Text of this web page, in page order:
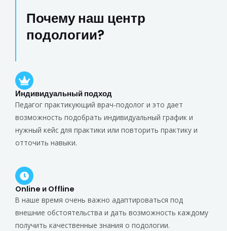
Почему наш центр
подологии?
Индивидуальный подход
Педагог практикующий врач-подолог и это дает
возможность подобрать индивидуальный график и
нужный кейс для практики или повторить практику и
отточить навыки.
Online и Offline
В наше время очень важно адаптироваться под
внешние обстоятельства и дать возможность каждому
получить качественные знания о подологии.